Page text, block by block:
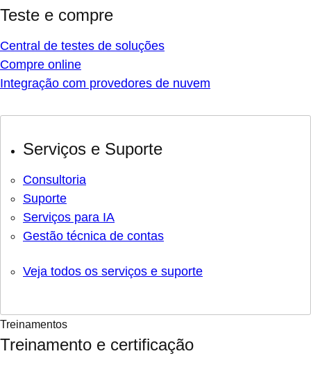
Teste e compre
Central de testes de soluções
Compre online
Integração com provedores de nuvem
Serviços e Suporte
Consultoria
Suporte
Serviços para IA
Gestão técnica de contas
Veja todos os serviços e suporte
Treinamentos
Treinamento e certificação